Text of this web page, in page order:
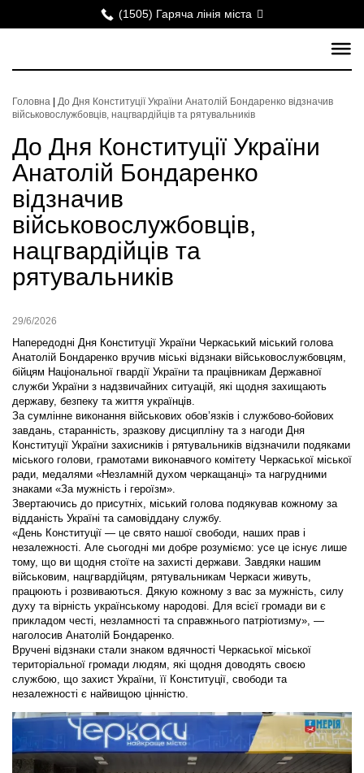
(1505) Гаряча лінія міста
Головна
До Дня Конституції України Анатолій Бондаренко відзначив
військовослужбовців, нацгвардійців та рятувальників
До Дня Конституції України
Анатолій Бондаренко
відзначив
військовослужбовців,
нацгвардійців та
рятувальників
29/6/2026
Напередодні Дня Конституції України Черкаський міський голова
Анатолій Бондаренко вручив міські відзнаки військовослужбовцям,
бійцям Національної гвардії України та працівникам Державної
служби України з надзвичайних ситуацій, які щодня захищають
державу, безпеку та життя українців.
За сумлінне виконання військових обов’язків і службово-бойових
завдань, старанність, зразкову дисципліну та з нагоди Дня
Конституції України захисників і рятувальників відзначили подяками
міського голови, грамотами виконавчого комітету Черкаської міської
ради, медалями «Незламній духом черкащанці» та нагрудними
знаками «За мужність і героїзм».
Звертаючись до присутніх, міський голова подякував кожному за
відданість Україні та самовіддану службу.
«День Конституції — це свято нашої свободи, наших прав і
незалежності. Але сьогодні ми добре розуміємо: усе це існує лише
тому, що ви щодня стоїте на захисті держави. Завдяки нашим
військовим, нацгвардійцям, рятувальникам Черкаси живуть,
працюють і розвиваються. Дякую кожному з вас за мужність, силу
духу та вірність українському народові. Для всієї громади ви є
прикладом честі, незламності та справжнього патріотизму», —
наголосив Анатолій Бондаренко.
Вручені відзнаки стали знаком вдячності Черкаської міської
територіальної громади людям, які щодня доводять своєю
службою, що захист України, її Конституції, свободи та
незалежності є найвищою цінністю.